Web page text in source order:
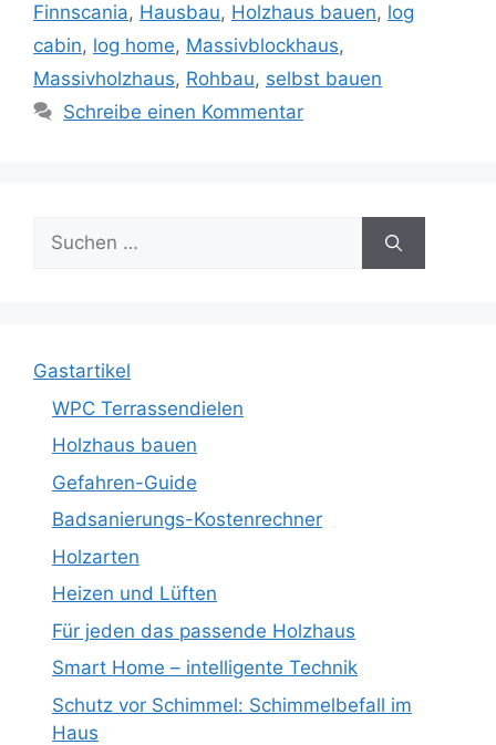
Finnscania, Hausbau, Holzhaus bauen, log
cabin, log home, Massivblockhaus,
Massivholzhaus, Rohbau, selbst bauen
Schreibe einen Kommentar
Suche
nach:
Gastartikel
WPC Terrassendielen
Holzhaus bauen
Gefahren-Guide
Badsanierungs-Kostenrechner
Holzarten
Heizen und Lüften
Für jeden das passende Holzhaus
Smart Home – intelligente Technik
Schutz vor Schimmel: Schimmelbefall im
Haus